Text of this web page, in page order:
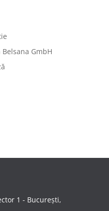
GmbH
1 - București,